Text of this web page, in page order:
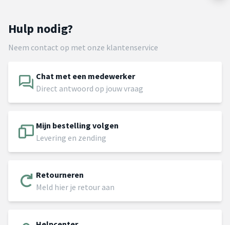
Hulp nodig?
Neem contact op met onze klantenservice
Chat met een medewerker
Direct antwoord op jouw vraag
Mijn bestelling volgen
Levering en zending
Retourneren
Meld hier je retour aan